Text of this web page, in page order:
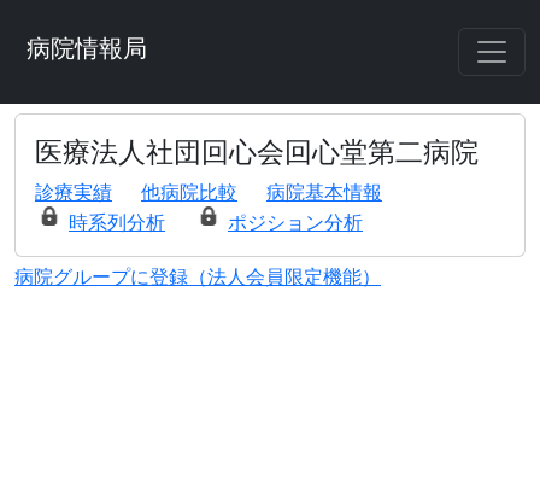
病院情報局
医療法人社団回心会回心堂第二病院
診療実績 他病院比較
病院基本情報
時系列分析
ポジション分析
病院グループに登録（法人会員限定機能）